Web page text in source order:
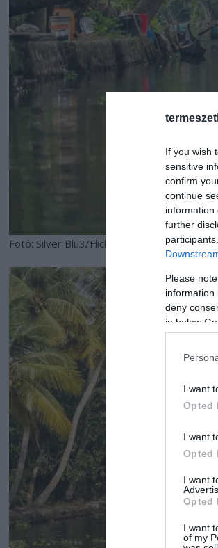
If you wish
sensitive
confirm
continue
information
further
Please
information
deny
in below
I want
Opted
I want
Opted
I want
Opted
I want
of my
Fotó: Silver Blu3/Flickr